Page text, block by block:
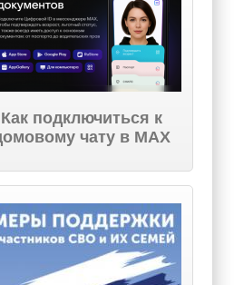
Как подключиться к
чату в МАХ